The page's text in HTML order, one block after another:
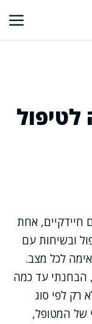
לטיפול
חיידקיים, אחת
ובשיחות עם
לכל מצב.
הבחנתי עד כמה
רק לפי סוג
של המטופל,